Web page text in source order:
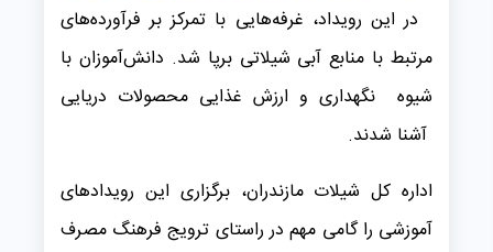
در این رویداد، غرفه‌هایی با تمرکز بر فرآورده‌های
مرتبط با منابع آبی شیلاتی برپا شد. دانش‌آموزان با
شیوه نگهداری و ارزش غذایی محصولات دریایی
آشنا شدند.
اداره کل شیلات مازندران، برگزاری این رویدادهای
آموزشی را گامی مهم در راستای ترویج فرهنگ مصرف